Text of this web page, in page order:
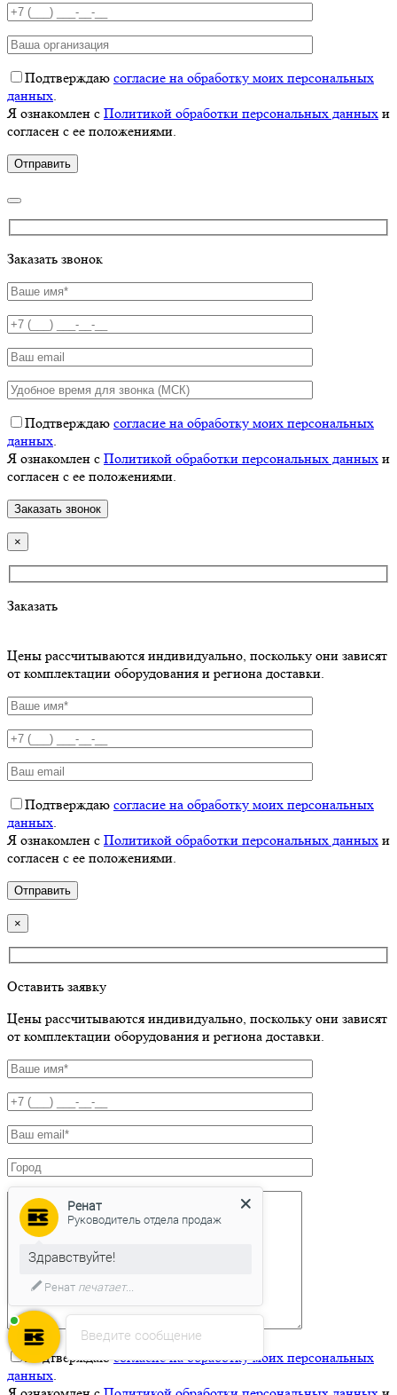
Подтверждаю согласие на обработку моих персональных
данных
Я ознакомлен с Политикой обработки персональных данных и
согласен с ее положениями.
Заказать звонок
Подтверждаю согласие на обработку моих персональных
данных.
Я ознакомлен с Политикой обработки персональных данных и
согласен с ее положениями.
×
Заказать
Цены рассчитываются индивидуально, поскольку они зависят
от комплектации оборудования и региона доставки.
Подтверждаю согласие на обработку моих персональных
данных
Я ознакомлен с Политикой обработки персональных данных и
согласен с ее положениями.
×
Оставить заявку
Цены рассчитываются индивидуально, поскольку они зависят
от комплектации оборудования и региона доставки.
Подтверждаюсогласие на обработку моих персональных
данных.
Введите сообщение
Ренат
Руководитель отдела продаж
Здравствуйте!
Ренатпечатает...